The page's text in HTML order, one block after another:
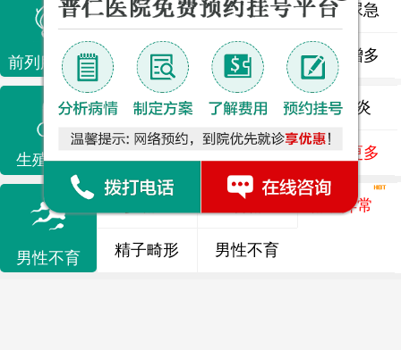
前列腺疾病
前列腺炎 前列腺痛 尿频尿急
前列腺增生 排尿不畅 夜尿增多
生殖感染
龟头炎 睾丸炎 尿道炎
了解更多
男性不育
弱精 精液异常
精子畸形 男性不育